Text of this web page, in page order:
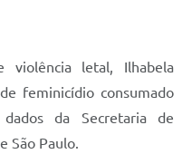
violência letal, Ilhabela
feminicídio consumado
da Secretaria de
São Paulo.